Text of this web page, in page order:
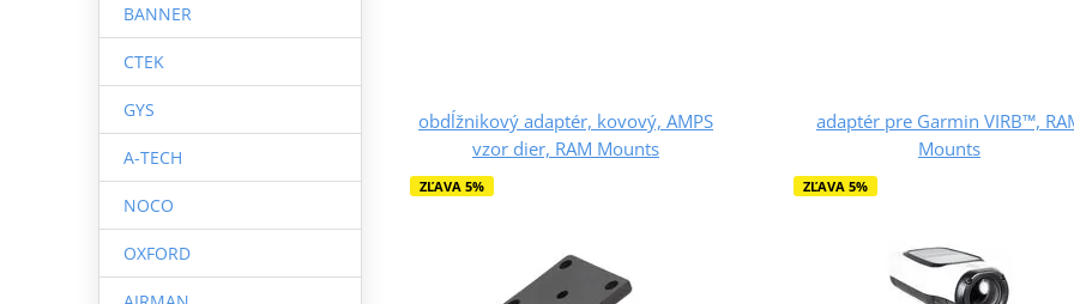
BANNER
CTEK
GYS
A-TECH
NOCO
OXFORD
obdĺžnikový adaptér, kovový, AMPS
vzor dier, RAM Mounts
ZĽAVA 5%
adaptér pre Garmin VIRB™,
Mounts
ZĽAVA 5%